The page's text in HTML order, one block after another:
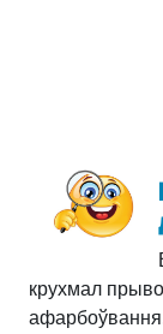
крухмал